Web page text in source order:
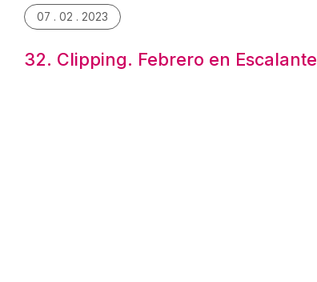
07 . 02 . 2023
32. Clipping. Febrero en Escalante